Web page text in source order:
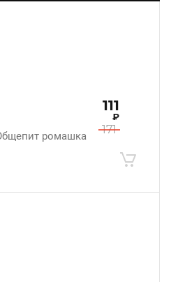
ромашка 171
111
₽